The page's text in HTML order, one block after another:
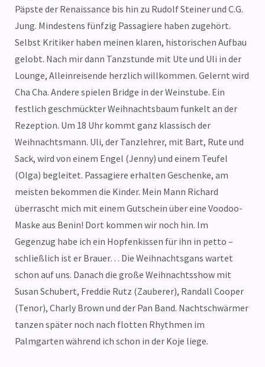
Päpste der Renaissance bis hin zu Rudolf Steiner und C.G.
Jung. Mindestens fünfzig Passagiere haben zugehört.
Selbst Kritiker haben meinen klaren, historischen Aufbau
gelobt. Nach mir dann Tanzstunde mit Ute und Uli in der
Lounge, Alleinreisende herzlich willkommen. Gelernt wird
Cha Cha. Andere spielen Bridge in der Weinstube. Ein
festlich geschmückter Weihnachtsbaum funkelt an der
Rezeption. Um 18 Uhr kommt ganz klassisch der
Weihnachtsmann. Uli, der Tanzlehrer, mit Bart, Rute und
Sack, wird von einem Engel (Jenny) und einem Teufel
(Olga) begleitet. Passagiere erhalten Geschenke, am
meisten bekommen die Kinder. Mein Mann Richard
überrascht mich mit einem Gutschein über eine Voodoo-
Maske aus Benin! Dort kommen wir noch hin. Im
Gegenzug habe ich ein Hopfenkissen für ihn in petto –
schließlich ist er Brauer… Die Weihnachtsgans wartet
schon auf uns. Danach die große Weihnachtsshow mit
Susan Schubert, Freddie Rutz (Zauberer), Randall Cooper
(Tenor), Charly Brown und der Pan Band. Nachtschwärmer
tanzen später noch nach flotten Rhythmen im
Palmgarten während ich schon in der Koje liege.